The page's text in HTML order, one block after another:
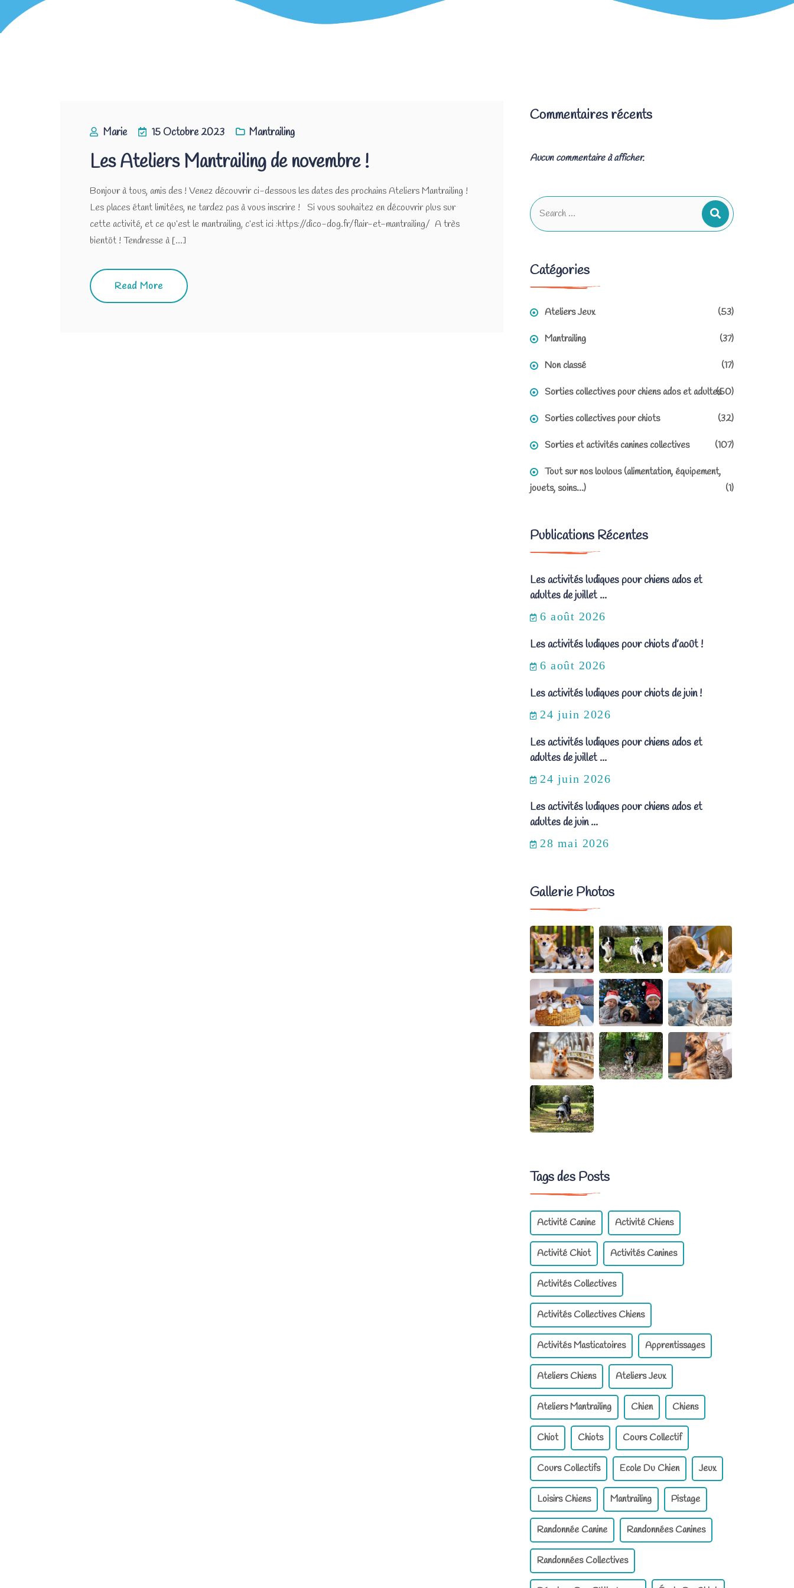
Marie 15 Octobre 2023 Mantrailing
Les Ateliers Mantrailing de novembre !
Bonjour à tous, amis des ! Venez découvrir ci-dessous les dates des prochains Ateliers Mantrailing !
Les places étant limitées, ne tardez pas à vous inscrire ! Si vous souhaitez en découvrir plus sur
cette activité, et ce qu’est le mantrailing, c’est ici :https://dico-dog.fr/flair-et-mantrailing/ A très
bientôt ! Tendresse à [...]
Read More
Commentaires récents
Aucun commentaire à afficher.
Search
for:
Catégories
Ateliers Jeux (53)
Mantrailing (37)
Non classé (17)
Sorties collectives pour chiens ados et adultes(50)
Sorties collectives pour chiots (32)
Sorties et activités canines collectives (107)
Tout sur nos loulous (alimentation, équipement,
jouets, soins…)
(1)
Publications Récentes
Les activités ludiques pour chiens ados et
adultes de juillet ...
6 août 2026
Les activités ludiques pour chiots d’août !
6 août 2026
Les activités ludiques pour chiots de juin !
24 juin 2026
Les activités ludiques pour chiens ados et
adultes de juillet ...
24 juin 2026
Les activités ludiques pour chiens ados et
adultes de juin ...
28 mai 2026
Gallerie Photos
Tags des Posts
Activité Canine Activité Chiens
Activité Chiot Activités Canines
Activités Collectives
Activités Collectives Chiens
Activités Masticatoires Apprentissages
Ateliers Chiens Ateliers Jeux
Ateliers Mantrailing Chien Chiens
Chiot Chiots Cours Collectif
Cours Collectifs Ecole Du Chien Jeux
Loisirs Chiens Mantrailing Pistage
Randonnée Canine Randonnées Canines
Randonnées Collectives